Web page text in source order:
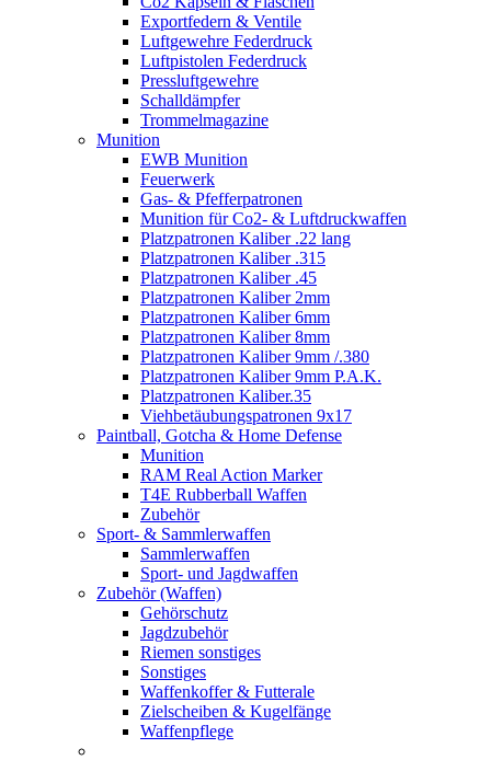
Exportfedern & Ventile
Luftgewehre Federdruck
Luftpistolen Federdruck
Pressluftgewehre
Schalldämpfer
Trommelmagazine
Munition
EWB Munition
Feuerwerk
Gas- & Pfefferpatronen
Munition für Co2- & Luftdruckwaffen
Platzpatronen Kaliber .22 lang
Platzpatronen Kaliber .315
Platzpatronen Kaliber .45
Platzpatronen Kaliber 2mm
Platzpatronen Kaliber 6mm
Platzpatronen Kaliber 8mm
Platzpatronen Kaliber 9mm /.380
Platzpatronen Kaliber 9mm P.A.K.
Platzpatronen Kaliber.35
Viehbetäubungspatronen 9x17
Paintball, Gotcha & Home Defense
Munition
RAM Real Action Marker
T4E Rubberball Waffen
Zubehör
Sport- & Sammlerwaffen
Sammlerwaffen
Sport- und Jagdwaffen
Zubehör (Waffen)
Gehörschutz
Jagdzubehör
Riemen sonstiges
Sonstiges
Waffenkoffer & Futterale
Zielscheiben & Kugelfänge
Waffenpflege